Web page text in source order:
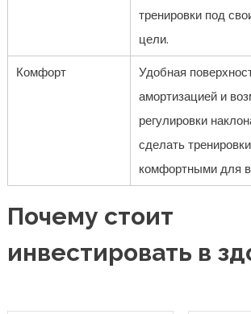
тренировки под
цели.
Комфорт
Удобная
амортизацией и
регулировки
сделать
комфортными для
Почему стоит
инвестировать в